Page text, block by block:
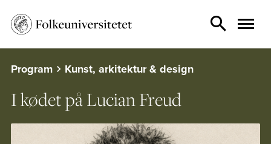
Program Kunst, arkitektur & design
I kødet på Lucian Freud